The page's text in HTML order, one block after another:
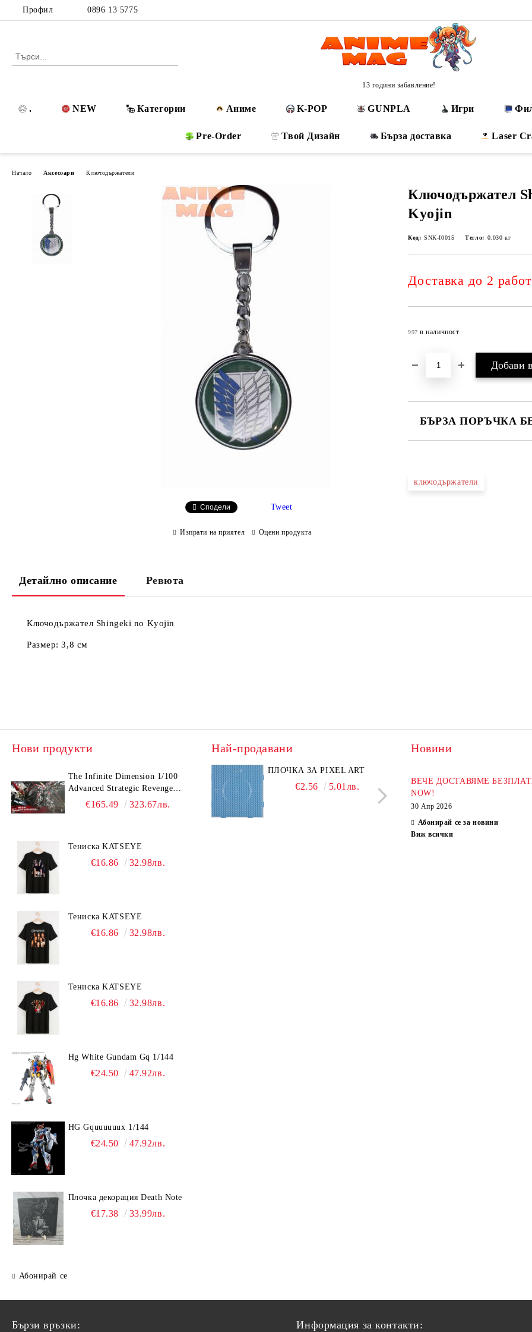
Профил 0896 13 5775
13 години забавление!
. NEW Категории Аниме K-POP GUNPLA Игри
Pre-Order Твой Дизайн Бърза доставка Laser
Начало Аксесоари Ключодържатели
Ключодържател
Kyojin
Код: SNK-I0015 Тегло: 0.030 кг
Доставка до 2
997 в наличност
БЪРЗА ПОРЪЧКА
ключодържатели
Сподели Tweet
Изпрати на приятел Оцени продукта
Детайлно описание Ревюта
Ключодържател Shingeki no Kyojin
Размер: 3,8 см
Нови продукти
The Infinite Dimension 1/100
Advanced Strategic Revenge
Titan RT-002 Nemesis
€165.49 323.67лв.
Тениска KATSEYE
€16.86 32.98лв.
Тениска KATSEYE
€16.86 32.98лв.
Тениска KATSEYE
€16.86 32.98лв.
Hg White Gundam Gq 1/144
€24.50 47.92лв.
HG Gquuuuuux 1/144
€24.50 47.92лв.
Плочка декорация Death Note
€17.38 33.99лв.
Абонирай се
Най-продавани
ПЛОЧКА ЗА PIXEL ART
€2.56 5.01лв. €2.04
Новини
ВЕЧЕ ДОСТАВЯМЕ
NOW!
30 Апр 2026
Абонирай се за новини
Виж всички
Бързи връзки:
Информация за контакти: